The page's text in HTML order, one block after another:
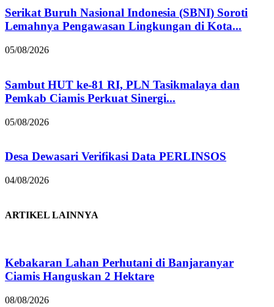
Serikat Buruh Nasional Indonesia (SBNI) Soroti
Lemahnya Pengawasan Lingkungan di Kota...
05/08/2026
Sambut HUT ke-81 RI, PLN Tasikmalaya dan
Pemkab Ciamis Perkuat Sinergi...
05/08/2026
Desa Dewasari Verifikasi Data PERLINSOS
04/08/2026
ARTIKEL LAINNYA
Kebakaran Lahan Perhutani di Banjaranyar
Ciamis Hanguskan 2 Hektare
08/08/2026